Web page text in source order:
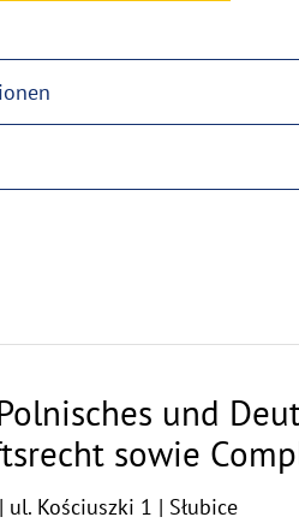
und
sowie
Kościuszki 1 | Słubice